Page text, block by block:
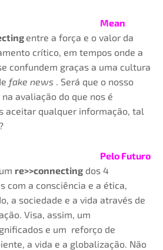
Mean
entre a força e o valor da
crítico, em tempos onde a
confundem graças a uma cultura
fake news . Será que o nosso
avaliação do que nos é
aceitar qualquer informação, tal
Pelo Futuro
re>>connecting dos 4
com a consciência e a ética,
a sociedade e a vida através de
Visa, assim, um
e um reforço de
a vida e a globalização. Não